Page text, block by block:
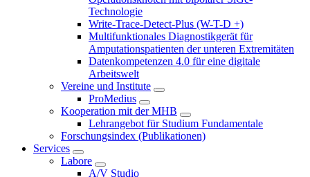
Technologie
Write-Trace-Detect-Plus (W-T-D +)
Multifunktionales Diagnostikgerät für
Amputationspatienten der unteren Extremitäten
Datenkompetenzen 4.0 für eine digitale
Arbeitswelt
Vereine und Institute
ProMedius
Kooperation mit der MHB
Lehrangebot für Studium Fundamentale
Forschungsindex (Publikationen)
Services
Labore
A/V Studio